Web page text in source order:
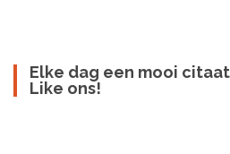
Elke dag een mooi
Like ons!